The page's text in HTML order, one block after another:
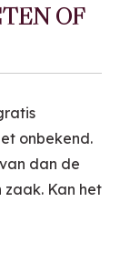
OF
onbekend.
dan de
zaak. Kan het